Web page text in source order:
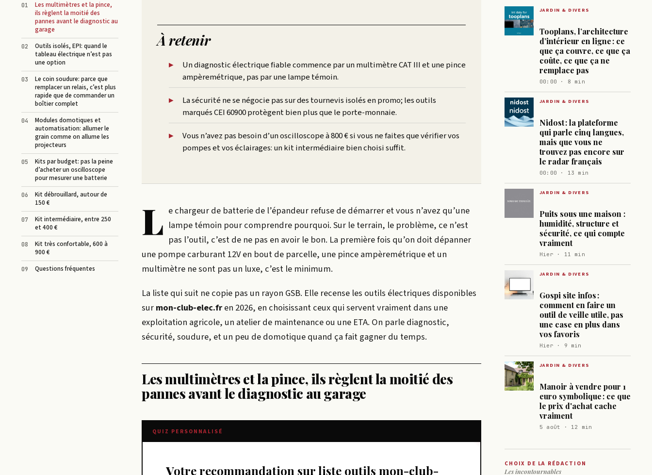
Les multimètres et la pince,
ils règlent la moitié des
pannes avant le diagnostic au
garage
Outils isolés, EPI: quand le
tableau électrique n’est pas
une option
Le coin soudure: parce que
remplacer un relais, c’est plus
rapide que de commander un
boîtier complet
Modules domotiques et
automatisation: allumer le
grain comme on allume les
projecteurs
Kits par budget: pas la peine
d’acheter un oscilloscope
pour mesurer une batterie
Kit débrouillard, autour de
150 €
Kit intermédiaire, entre 250
et 400 €
Kit très confortable, 600 à
900 €
Questions fréquentes
À retenir
Un diagnostic électrique fiable commence par un multimètre CAT III et une pince
ampèremétrique, pas par une lampe témoin.
La sécurité ne se négocie pas sur des tournevis isolés en promo; les outils
marqués CEI 60900 protègent bien plus que le porte-monnaie.
Vous n’avez pas besoin d’un oscilloscope à 800 € si vous ne faites que vérifier vos
pompes et vos éclairages: un kit intermédiaire bien choisi suffit.
L e chargeur de batterie de l’épandeur refuse de démarrer et vous n’avez qu’une
lampe témoin pour comprendre pourquoi. Sur le terrain, le problème, ce n’est
pas l’outil, c’est de ne pas en avoir le bon. La première fois qu’on doit dépanner
une pompe carburant 12V en bout de parcelle, une pince ampèremétrique et un
multimètre ne sont pas un luxe, c’est le minimum.
La liste qui suit ne copie pas un rayon GSB. Elle recense les outils électriques disponibles
surmon-club-elec.fren 2026, en choisissant ceux qui servent vraiment dans une
exploitation agricole, un atelier de maintenance ou une ETA. On parle diagnostic,
sécurité, soudure, et un peu de domotique quand ça fait gagner du temps.
Les multimètres et la pince, ils règlent la moitié des
pannes avant le diagnostic au garage
QUIZ PERSONNALISÉ
Votre recommandation sur liste outils mon-club-
JARDIN & DIVERS
Tooplans, l’architecture
d’intérieur en ligne : ce
que ça couvre, ce que ça
coûte, ce que ça ne
remplace pas
00:00 · 8 min
JARDIN & DIVERS
Nidost : la plateforme
qui parle cinq langues,
mais que vous ne
trouvez pas encore sur
le radar français
00:00 · 13 min
JARDIN & DIVERS
Puits sous une maison :
humidité, structure et
sécurité, ce qui compte
vraiment
Hier · 11 min
JARDIN & DIVERS
Gospi site infos :
comment en faire un
outil de veille utile, pas
une case en plus dans
vos favoris
Hier · 9 min
JARDIN & DIVERS
Manoir à vendre pour 1
euro symbolique : ce que
le prix d'achat cache
vraiment
5 août · 12 min
CHOIX DE LA RÉDACTION
Les incontournables